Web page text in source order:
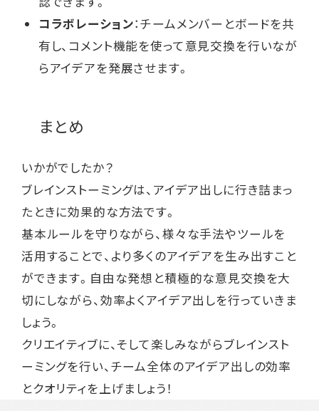
コラボレーション：チームメンバーとボードを共
有し、コメント機能を使って意見交換を行いなが
らアイデアを発展させます。
まとめ
いかがでしたか？
ブレインストーミングは、アイデア出しに行き詰まっ
たときに効果的な方法です。
基本ルールを守りながら、様々な手法やツールを
活用することで、より多くのアイデアを生み出すこと
ができます。自由な発想と積極的な意見交換を大
切にしながら、効率よくアイデア出しを行っていきま
しょう。
クリエイティブに、そして楽しみながらブレインスト
ーミングを行い、チーム全体のアイデア出しの効率
とクオリティを上げましょう！